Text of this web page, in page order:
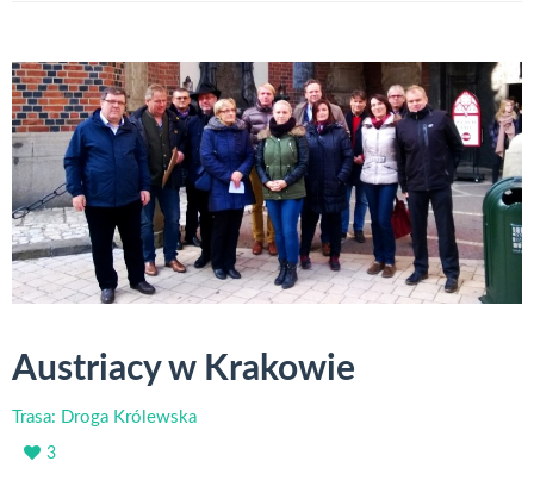
Austriacy w Krakowie
Trasa: Droga Królewska
3